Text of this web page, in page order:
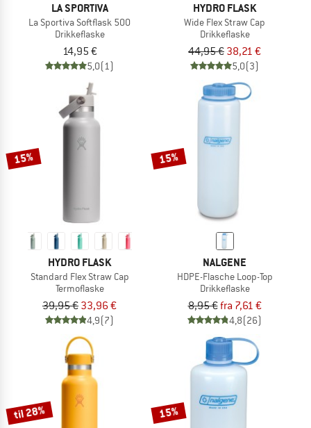
LA SPORTIVA
La Sportiva Softflask 500
Drikkeflaske
14,95 €
5,0(1)
HYDRO FLASK
Wide Flex Straw Cap
Drikkeflaske
44,95 € 38,21 €
5,0(3)
15%
HYDRO FLASK
Standard Flex Straw Cap
Termoflaske
39,95 € 33,96 €
4,9(7)
15%
NALGENE
HDPE-Flasche Loop-Top
Drikkeflaske
8,95 €fra 7,61 €
4,8(26)
til 28% 15%